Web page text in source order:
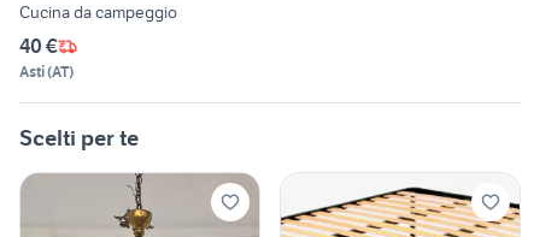
Cucina da campeggio
40 €
Asti(AT)
Scelti per te